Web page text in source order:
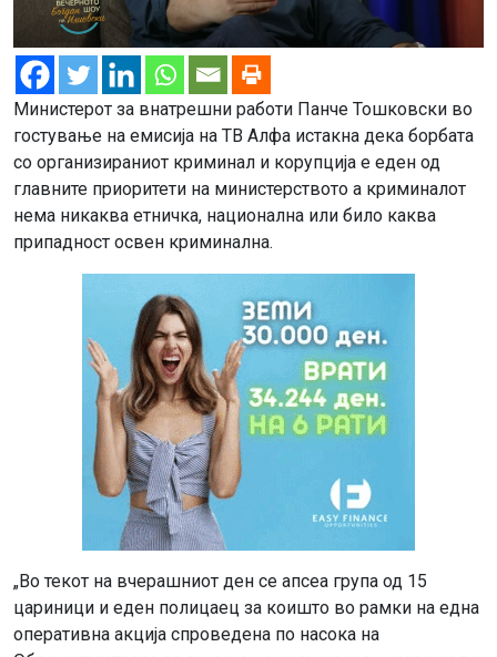
Министерот за внатрешни работи Панче Тошковски во
гостување на емисија на ТВ Алфа истакна дека борбата
со организираниот криминал и корупција е еден од
главните приоритети на министерството а криминалот
нема никаква етничка, национална или било каква
припадност освен криминална.
„Во текот на вчерашниот ден се апсеа група од 15
цариници и еден полицаец за коишто во рамки на една
оперативна акција спроведена по насока на